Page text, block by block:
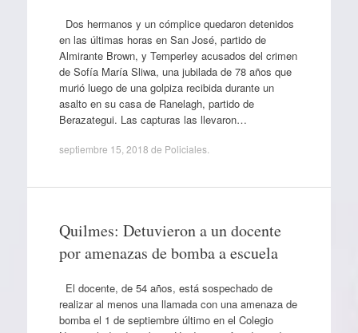
Dos hermanos y un cómplice quedaron detenidos
en las últimas horas en San José, partido de
Almirante Brown, y Temperley acusados del crimen
de Sofía María Sliwa, una jubilada de 78 años que
murió luego de una golpiza recibida durante un
asalto en su casa de Ranelagh, partido de
Berazategui. Las capturas las llevaron…
septiembre 15, 2018 de Policiales.
Quilmes: Detuvieron a un docente
por amenazas de bomba a escuela
El docente, de 54 años, está sospechado de
realizar al menos una llamada con una amenaza de
bomba el 1 de septiembre último en el Colegio